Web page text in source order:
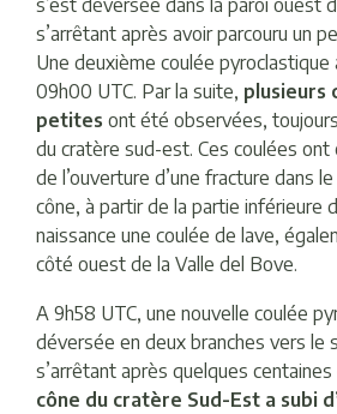
s’est déversée dans la paroi ouest
s’arrêtant après avoir parcouru un
Une deuxième coulée pyroclastique
09h00 UTC. Par la suite, plusieurs
petites ont été observées,
du cratère sud-est. Ces coulées
de l’ouverture d’une fracture dans
cône, à partir de la partie inférieure
naissance une coulée de lave,
côté ouest de la Valle del Bove.
A 9h58 UTC, une nouvelle coulée
déversée en deux branches vers le
s’arrêtant après quelques
cône du cratère Sud-Est a subi